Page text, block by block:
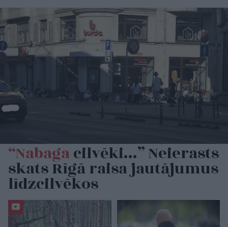
“Nabagacilvēki…” Neierasts
skats Rīgā raisa jautājumus
līdzcilvēkos